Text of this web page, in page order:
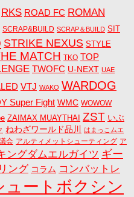
RKS ROAD FC ROMAN
SCRAP&BUILD SCRAP＆BUILD SIT
STRIKE NEXUS STYLE
MATCH TKO TOP
TWOFC U-NEXT UAE
VTJ WAKO WARDOG
Super Fight WMC WOWOW
ZAIMAX MUAYTHAI ZST いぶ
ねわざワールド品川
はまっこムエ
会 アルティメットシューティング ア
ングダムエルガイツ ギー
ング コラム コンバットレ
ュートボクシン